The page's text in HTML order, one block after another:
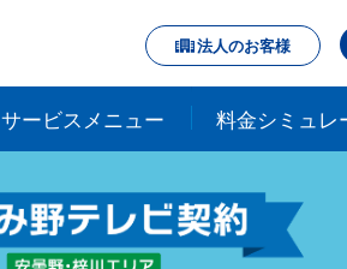
法人のお客様
サービスメニュー 料金シミュレ